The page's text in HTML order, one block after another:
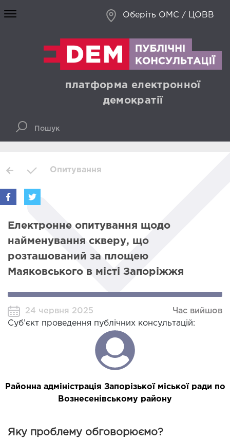
Оберіть ОМС / ЦОВВ
платформа електронної
демократії
Опитування
Електронне опитування щодо
найменування скверу, що
розташований за площею
Маяковського в місті Запоріжжя
24 червня 2025
Час вийшов
Суб’єкт проведення публічних консультацій:
Районна адміністрація Запорізької міської ради по
Вознесенівському району
Яку проблему обговорюємо?